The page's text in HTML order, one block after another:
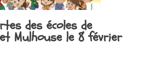
des écoles de
Mulhouse le 8 février